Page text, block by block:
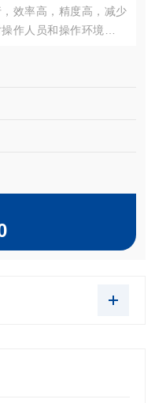
效率高，精度高，减少
作人员和操作环境要求